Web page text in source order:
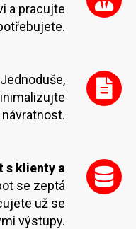
a pracujte
Jednoduše,
s klienty a
se zeptá
už se
výstupy.